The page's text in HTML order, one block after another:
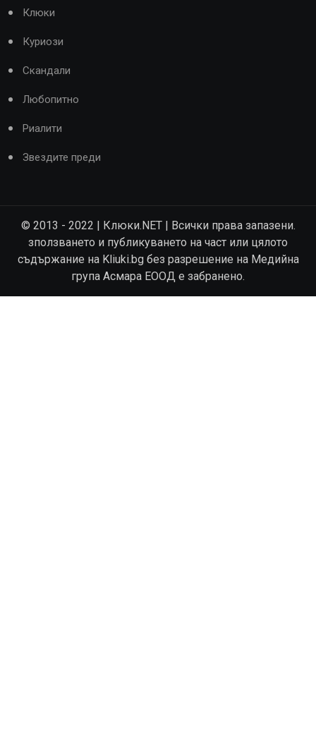
Клюки
Куриози
Скандали
Любопитно
Риалити
Звездите преди
© 2013 - 2022 | Клюки.NET | Всички права запазени.
зползването и публикуването на част или цялото
съдържание на Kliuki.bg без разрешение на Медийна
група Асмара ЕООД е забранено.